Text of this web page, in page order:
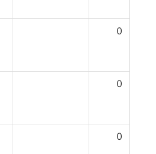
0
0
0